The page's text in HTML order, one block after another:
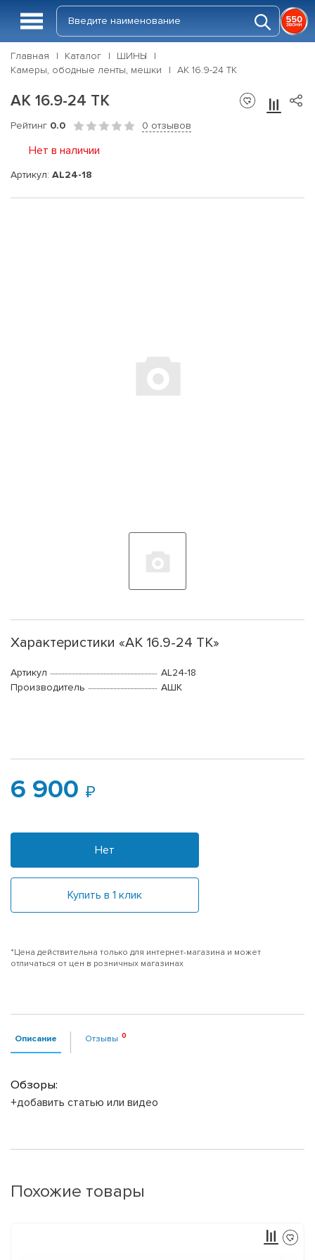
Главная Каталог
ШИНЫ
Камеры, ободные ленты, мешки
АК 16.9-24 ТК
АК 16.9-24 ТК
Рейтинг 0.0 0 отзывов
Нет в наличии
Артикул: AL24-18
Характеристики «АК 16.9-24 ТК»
Артикул
AL24-18
Производитель
АШК
6 900
Нет
Купить в 1 клик
*Цена действительна только для интернет-магазина и может
отличаться от цен в розничных магазинах
Описание Отзывы
Обзоры:
+добавить статью или видео
Похожие товары